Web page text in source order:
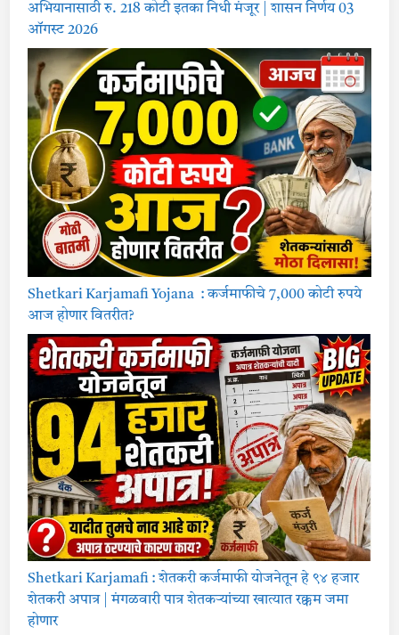
अभियानासाठी रु. 218 कोटी इतका निधी मंजूर | शासन निर्णय 03
ऑगस्ट 2026
Shetkari Karjamafi Yojana : कर्जमाफीचे 7,000 कोटी रुपये
आज होणार वितरीत?
Shetkari Karjamafi : शेतकरी कर्जमाफी योजनेतून हे ९४ हजार
शेतकरी अपात्र | मंगळवारी पात्र शेतकऱ्यांच्या खात्यात रक्कम जमा
होणार